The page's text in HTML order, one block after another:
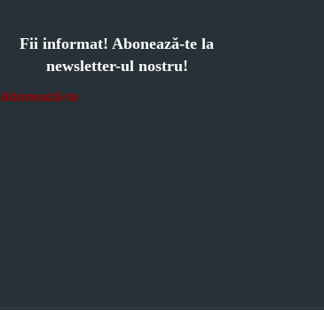
Fii informat! Abonează-te la
newsletter-ul nostru!
Abonează-te